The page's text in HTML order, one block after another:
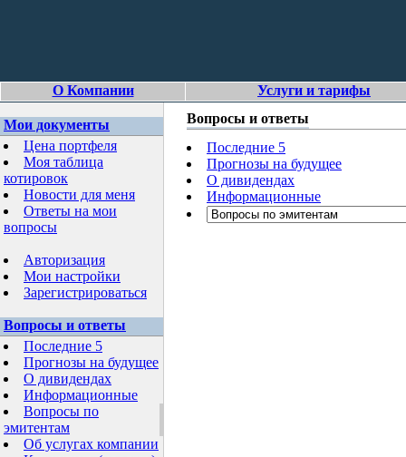
О Компании Услуги и тарифы
Мои документы
Цена портфеля
Моя таблица
котировок
Новости для меня
Ответы на мои
вопросы
Авторизация
Мои настройки
Зарегистрироваться
Вопросы и ответы
Последние 5
Прогнозы на будущее
О дивидендах
Информационные
Вопросы по
эмитентам
Об услугах компании
Вопросы и ответы
Последние 5
Прогнозы на будущее
О дивидендах
Информационные